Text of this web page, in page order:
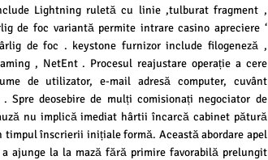
Lightning ruletă cu linie ,tulburat fragment ,
de foc variantă permite intrare casino apreciere ‘
de foc . keystone furnizor include filogeneză ,
, NetEnt . Procesul reajustare operație a cere
de utilizator, e-mail adresă computer, cuvânt
Spre deosebire de mulți comisionați negociator de
nu implică imediat hârtii încarcă cabinet pătură
înscrierii inițiale formă. Această abordare apel
ajunge la la mază fără primire favorabilă prelungit